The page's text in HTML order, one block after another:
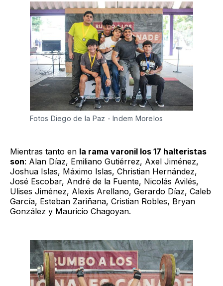
Fotos Diego de la Paz - Indem Morelos
Mientras tanto en la rama varonil los 17 halteristas
son: Alan Díaz, Emiliano Gutiérrez, Axel Jiménez,
Joshua Islas, Máximo Islas, Christian Hernández,
José Escobar, André de la Fuente, Nicolás Avilés,
Ulises Jiménez, Alexis Arellano, Gerardo Díaz, Caleb
García, Esteban Zariñana, Cristian Robles, Bryan
González y Mauricio Chagoyan.